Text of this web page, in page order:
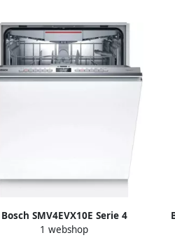
Bosch SMV4EVX10E Serie 4
Inbouwvaatwasser Volledig
1 webshop